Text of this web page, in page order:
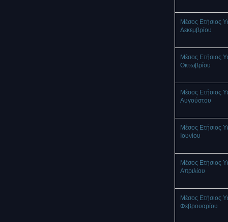
Μέσος Ετήσιος
Δεκεμβρίου
Μέσος Ετήσιος
Οκτωβρίου
Μέσος Ετήσιος
Αυγούστου
Μέσος Ετήσιος
Ιουνίου
Μέσος Ετήσιος
Απριλίου
Μέσος Ετήσιος
Φεβρουαρίου